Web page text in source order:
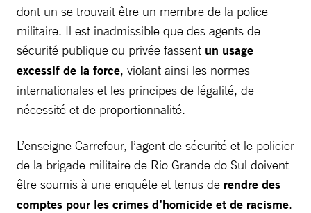
dont un se trouvait être un membre de la police
militaire. Il est inadmissible que des agents de
sécurité publique ou privée fassent un usage
excessif de la force, violant ainsi les normes
internationales et les principes de légalité, de
nécessité et de proportionnalité.
L’enseigne Carrefour, l’agent de sécurité et le policier
de la brigade militaire de Rio Grande do Sul doivent
être soumis à une enquête et tenus de rendre des
comptes pour les crimes d’homicide et de racisme.